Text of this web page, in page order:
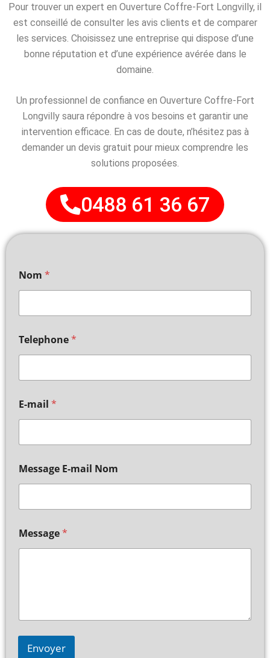
Pour trouver un expert en Ouverture Coffre-Fort Longvilly, il
est conseillé de consulter les avis clients et de comparer
les services. Choisissez une entreprise qui dispose d’une
bonne réputation et d’une expérience avérée dans le
domaine.
Un professionnel de confiance en Ouverture Coffre-Fort
Longvilly saura répondre à vos besoins et garantir une
intervention efficace. En cas de doute, n’hésitez pas à
demander un devis gratuit pour mieux comprendre les
solutions proposées.
0488 61 36 67
Nom *
Telephone*
E-mail *
Message E-mail Nom
Message*
Envoyer